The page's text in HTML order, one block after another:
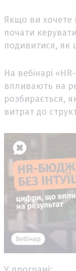
Якщо ви хочете
почати
подивитися, як
На вебінарі
впливають на
розбирається,
витрат до